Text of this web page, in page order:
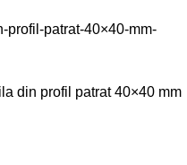
profil-patrat-40×40-mm-
din profil patrat 40×40 mm